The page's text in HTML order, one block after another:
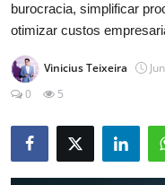
Simuladores
Wealth
Contato
burocracia, simplificar
otimizar custos
Vinicius Teixeira
0
5